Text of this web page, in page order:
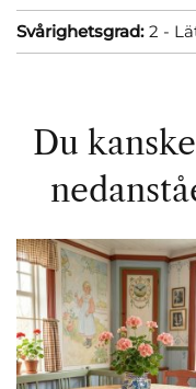
Svårighetsgrad: 2 -
Du